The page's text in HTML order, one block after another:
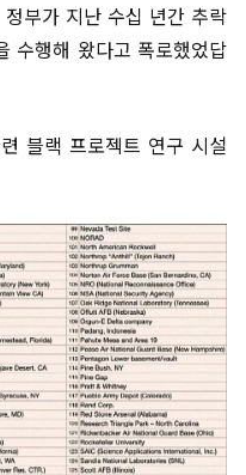
부가 지난 수십 년간 추락
수행해 왔다고 폭로했었답
블랙 프로젝트 연구 시설